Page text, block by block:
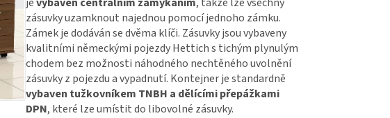
jevybaven centrálním zamykáním, takže lze všechny
zásuvky uzamknout najednou pomocí jednoho zámku.
Zámek je dodáván se dvěma klíči. Zásuvky jsou vybaveny
kvalitními německými pojezdy Hettich s tichým plynulým
chodem bez možnosti náhodného nechtěného uvolnění
zásuvky z pojezdu a vypadnutí. Kontejner je standardně
vybaven tužkovníkem TNBH a dělícími přepážkami
DPN, které lze umístit do libovolné zásuvky.